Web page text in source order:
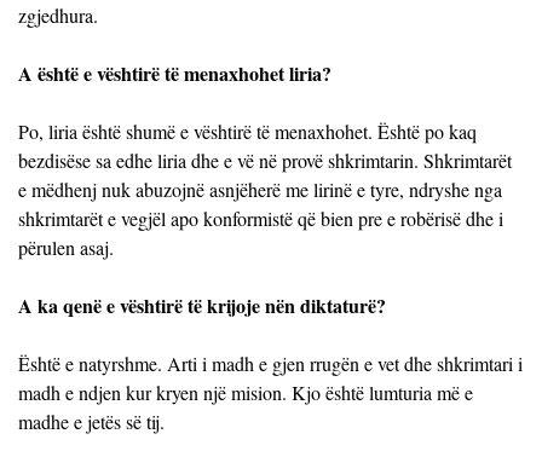
zgjedhura.
A është e vështirë të menaxhohet liria?
Po, liria është shumë e vështirë të menaxhohet. Është po kaq
bezdisëse sa edhe liria dhe e vë në provë shkrimtarin. Shkrimtarët
e mëdhenj nuk abuzojnë asnjëherë me lirinë e tyre, ndryshe nga
shkrimtarët e vegjël apo konformistë që bien pre e robërisë dhe i
përulen asaj.
A ka qenë e vështirë të krijoje nën diktaturë?
Është e natyrshme. Arti i madh e gjen rrugën e vet dhe shkrimtari i
madh e ndjen kur kryen një mision. Kjo është lumturia më e
madhe e jetës së tij.